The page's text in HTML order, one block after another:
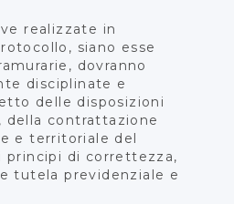
realizzate in
siano esse
dovranno
disciplinate e
delle disposizioni
contrattazione
e territoriale del
principi di correttezza,
tutela previdenziale e